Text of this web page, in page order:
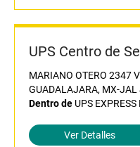
UPS Centro de
MARIANO OTERO 2347
GUADALAJARA, MX-JAL
Dentro de UPS
Ver Detalles